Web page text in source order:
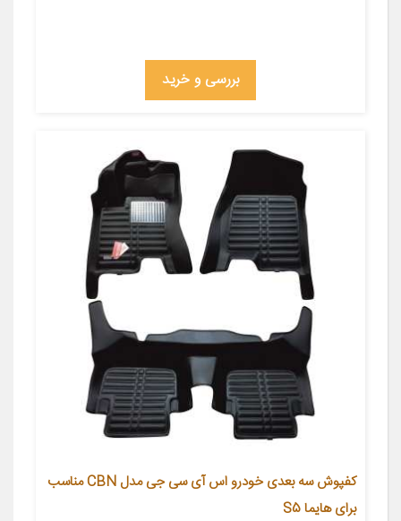
بررسی و خرید
کفپوش سه بعدی خودرو اس آی سی جی مدل CBN مناسب
برای هایما S5